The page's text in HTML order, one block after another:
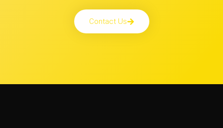
Contact Us